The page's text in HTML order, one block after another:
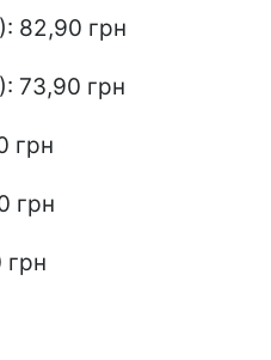
82,90 грн
73,90 грн
грн
грн